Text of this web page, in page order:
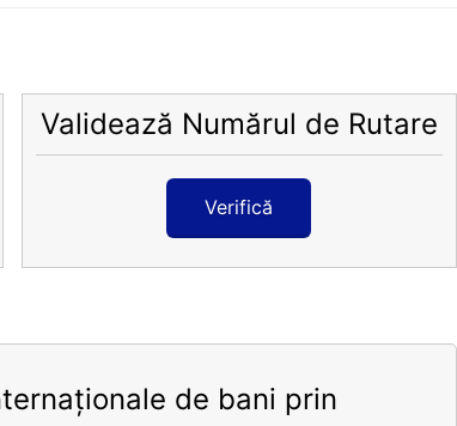
Validează Numărul de Rutare
Verifică
de bani prin